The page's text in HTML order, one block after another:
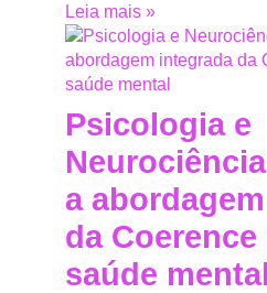
Leia mais »
Psicologia e
a
da Coerence
saúde mental